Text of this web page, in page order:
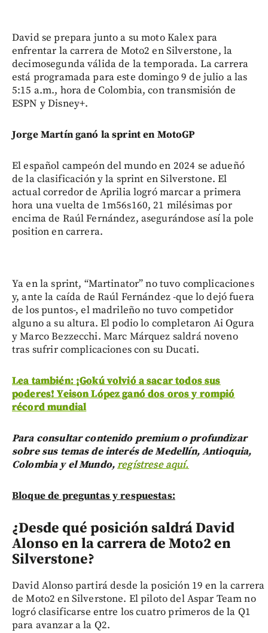
David se prepara junto a su moto Kalex para
enfrentar la carrera de Moto2 en Silverstone, la
decimosegunda válida de la temporada. La carrera
está programada para este domingo 9 de julio a las
5:15 a.m., hora de Colombia, con transmisión de
ESPN y Disney+.
Jorge Martín ganó la sprint en MotoGP
El español campeón del mundo en 2024 se adueñó
de la clasificación y la sprint en Silverstone. El
actual corredor de Aprilia logró marcar a primera
hora una vuelta de 1m56s160, 21 milésimas por
encima de Raúl Fernández, asegurándose así la pole
position en carrera.
Ya en la sprint, “Martinator” no tuvo complicaciones
y, ante la caída de Raúl Fernández -que lo dejó fuera
de los puntos-, el madrileño no tuvo competidor
alguno a su altura. El podio lo completaron Ai Ogura
y Marco Bezzecchi. Marc Márquez saldrá noveno
tras sufrir complicaciones con su Ducati.
Lea también: ¡Gokú volvió a sacar todos sus
poderes! Yeison López ganó dos oros y rompió
récord mundial
Para consultar contenido premium o profundizar
sobre sus temas de interés de Medellín, Antioquia,
Colombia y el Mundo,regístrese aquí.
Bloque de preguntas y respuestas:
¿Desde qué posición saldrá David
Alonso en la carrera de Moto2 en
Silverstone?
David Alonso partirá desde la posición 19 en la carrera
de Moto2 en Silverstone. El piloto del Aspar Team no
logró clasificarse entre los cuatro primeros de la Q1
para avanzar a la Q2.